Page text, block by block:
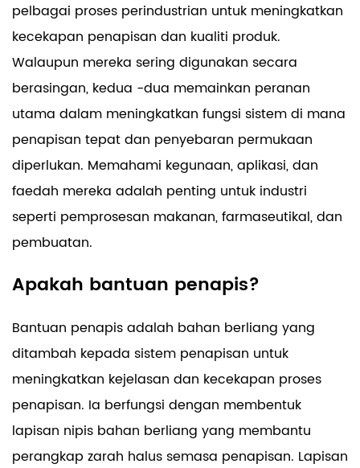
pelbagai proses perindustrian untuk meningkatkan
kecekapan penapisan dan kualiti produk.
Walaupun mereka sering digunakan secara
berasingan, kedua -dua memainkan peranan
utama dalam meningkatkan fungsi sistem di mana
penapisan tepat dan penyebaran permukaan
diperlukan. Memahami kegunaan, aplikasi, dan
faedah mereka adalah penting untuk industri
seperti pemprosesan makanan, farmaseutikal, dan
pembuatan.
Apakah bantuan penapis?
Bantuan penapis adalah bahan berliang yang
ditambah kepada sistem penapisan untuk
meningkatkan kejelasan dan kecekapan proses
penapisan. Ia berfungsi dengan membentuk
lapisan nipis bahan berliang yang membantu
perangkap zarah halus semasa penapisan. Lapisan